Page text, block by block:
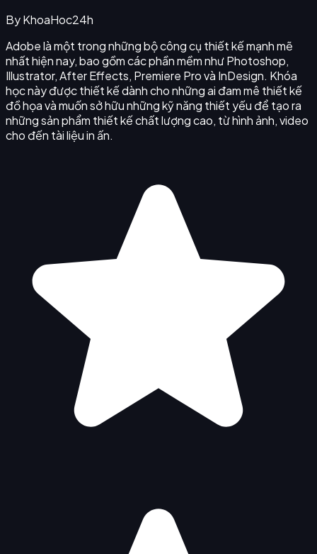
ByKhoaHoc24h
Adobe là một trong những bộ công cụ thiết kế mạnh mẽ
nhất hiện nay, bao gồm các phần mềm như Photoshop,
Illustrator, After Effects, Premiere Pro và InDesign. Khóa
học này được thiết kế dành cho những ai đam mê thiết kế
đồ họa và muốn sở hữu những kỹ năng thiết yếu để tạo ra
những sản phẩm thiết kế chất lượng cao, từ hình ảnh, video
cho đến tài liệu in ấn.